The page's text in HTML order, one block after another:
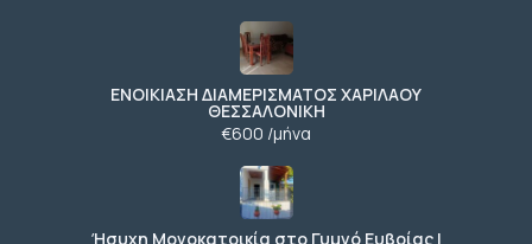
ΕΝΟΙΚΙΑΣΗ ΔΙΑΜΕΡΙΣΜΑΤΟΣ ΧΑΡΙΛΑΟΥ
ΘΕΣΣΑΛΟΝΙΚΗ
€600 /μήνα
Ήσυχη Μονοκατοικία στο Γυμνό Ευβοίας |